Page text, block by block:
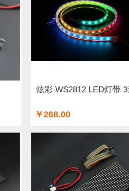
炫彩 WS2812 LED灯带
￥268.00